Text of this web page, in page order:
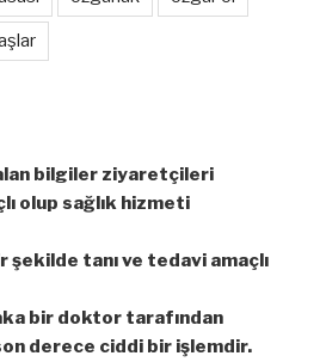
bilgiler ziyaretçileri
olup sağlık hizmeti
tanı ve tedavi amaçlı
bir doktor tarafından
derece ciddi bir işlemdir.